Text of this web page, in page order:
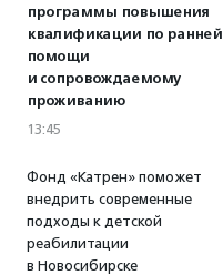
программы повышения
квалификации по ранней
помощи
и сопровождаемому
проживанию
13:45
Фонд «Катрен» поможет
внедрить современные
подходы к детской
реабилитации
в Новосибирске